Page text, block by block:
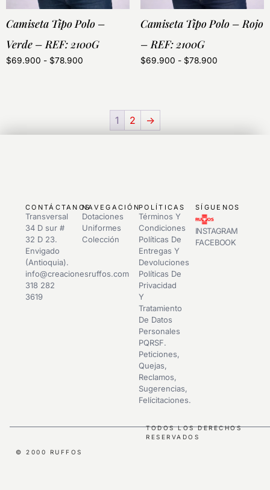
Camiseta Tipo Polo –
Verde – REF: 2100G
$69.900 - $78.900
Camiseta Tipo Polo – Rojo
– REF: 2100G
$69.900 - $78.900
1 2 →
CONTÁCTANOS
Transversal
34 D sur #
32 D 23.
Envigado
(Antioquia).
info@creacionesruffos.com
318 282
3619
NAVEGACIÓN
Dotaciones
Uniformes
Colección
POLÍTICAS
Términos Y
Condiciones
Políticas De
Entregas Y
Devoluciones
Políticas De
Privacidad
Y
Tratamiento
De Datos
Personales
PQRSF.
Peticiones,
Quejas,
Reclamos,
Sugerencias,
Felícitaciones.
SÍGUENOS
INSTAGRAM
FACEBOOK
© 2000 RUFFOS
TODOS LOS DERECHOS
RESERVADOS